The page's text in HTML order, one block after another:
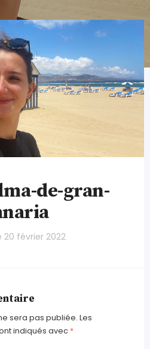
de-gran-
20 février 2022
sera pas publiée. Les
indiqués avec *